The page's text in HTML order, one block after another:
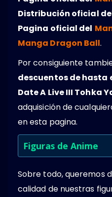
Distribución oficial
Pagina oficial del
Manga Dragon Ball.
Por consiguiente
descuentos de hasta
Date A Live III Tohka
adquisición de
en esta pagina.
Figuras de Anime
Sobre todo, queremos
calidad de nuestras